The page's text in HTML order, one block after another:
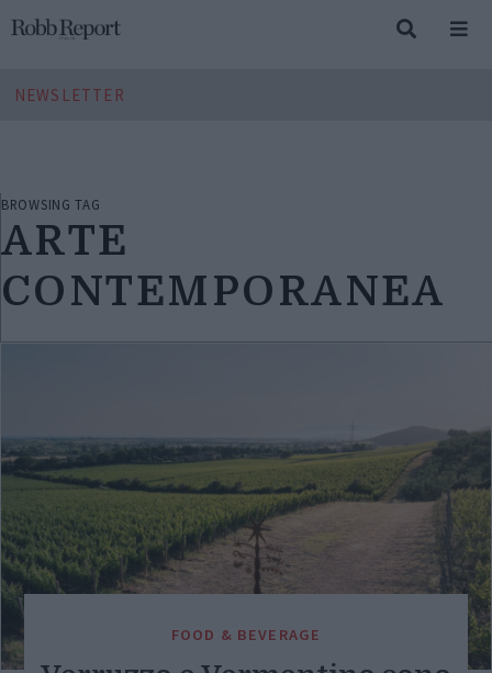
NEWSLETTER
BROWSING TAG
ARTE
CONTEMPORANEA
FOOD & BEVERAGE